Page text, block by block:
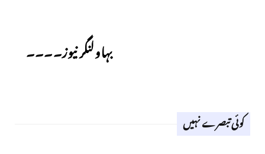
بہاولنگر نیوز۔۔۔۔
کوئی تبصرے نہیں